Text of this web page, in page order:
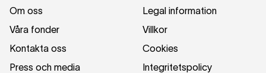
Om oss
Våra fonder
Kontakta oss
Press och media
Legal information
Villkor
Cookies
Integritetspolicy